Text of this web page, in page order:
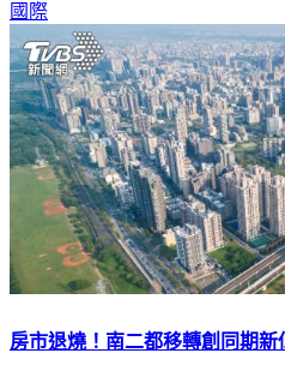
國際
房市退燒！南二都移轉創同期